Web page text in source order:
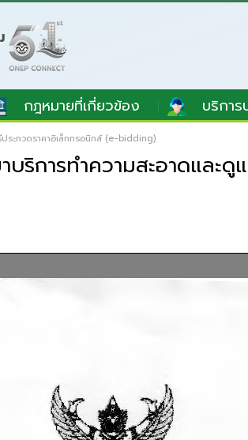
กฎหมายที่เกี่ยวข้อง บริการ
ประกวดราคาอิเล็กทรอนิกส์ (e-bidding)
บริการทำความสะอาดและ